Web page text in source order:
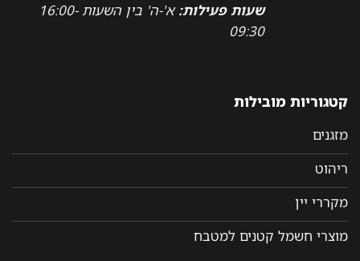
שעות פעילות:
א'-ה' בין השעות 16:00-
09:30
קטגוריות מובילות
מזגנים
ריהוט
מקררי יין
מוצרי חשמל קטנים למטבח